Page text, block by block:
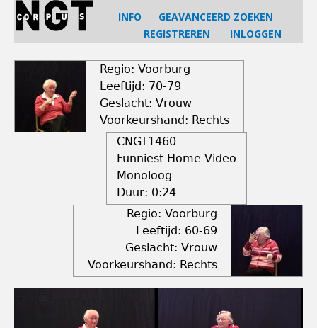
Jump
navigation
INFO
GEAVANCEERD ZOEKEN
REGISTREREN
INLOGGEN
Regio: Voorburg
Leeftijd: 70-79
Geslacht: Vrouw
Voorkeurshand: Rechts
CNGT1460
Funniest Home Video
Monoloog
Duur: 0:24
Regio: Voorburg
Leeftijd: 60-69
Geslacht: Vrouw
Voorkeurshand: Rechts